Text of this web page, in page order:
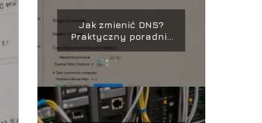
Jak zmienić DNS?
Praktyczny poradnik
krok po kroku